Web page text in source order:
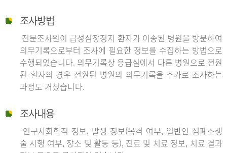
조사방법
전문조사원이 급성심장정지 환자가 이송된 병원을 방문하여
의무기록으로부터 조사에 필요한 정보를 수집하는 방법으로
수행되었습니다. 의무기록상 응급실에서 다른 병원으로 전원
된 환자의 경우 전원된 병원의 의무기록을 추가로 조사하는
과정도 거쳤습니다.
조사내용
인구사회학적 정보, 발생 정보(목격 여부, 일반인 심폐소생
술 시행 여부, 장소 및 활동 등), 진료 및 치료 정보, 치료 결과